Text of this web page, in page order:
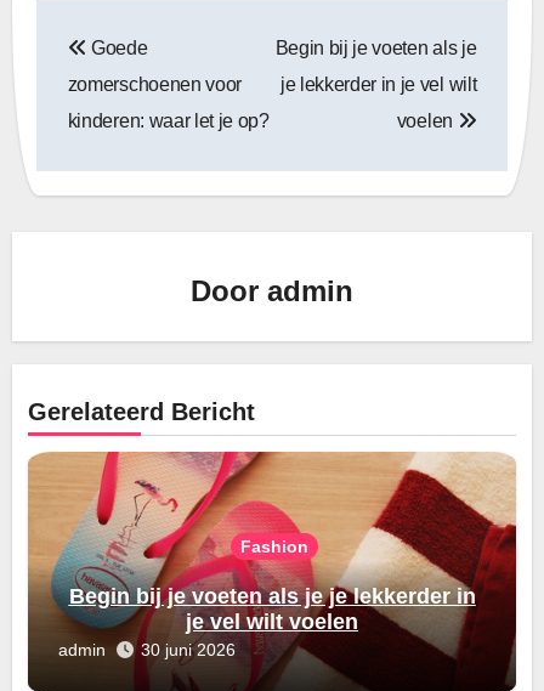
navigatie
Goede
zomerschoenen voor
kinderen: waar let je op?
Begin bij je voeten als je
je lekkerder in je vel wilt
voelen
Door admin
Gerelateerd Bericht
Fashion
Begin bij je voeten als je je lekkerder in
je vel wilt voelen
admin 30 juni 2026